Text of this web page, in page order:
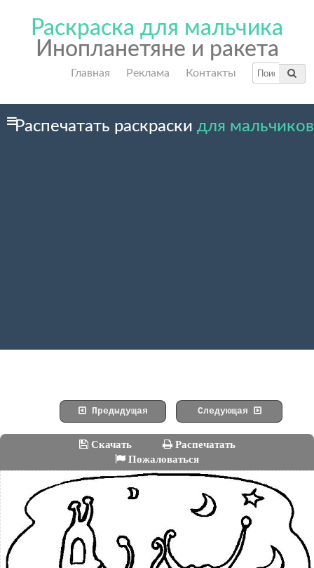
Раскраска для мальчика
Инопланетяне и ракета
Главная Реклама Контакты
Распечатать раскраски для мальчиков
Предыдущая Следующая
Скачать
Распечатать
Пожаловаться